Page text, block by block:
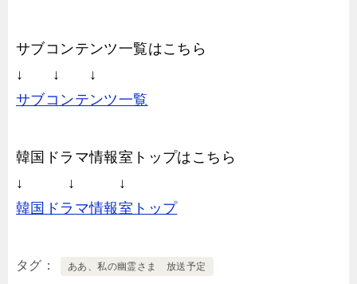
サブコンテンツ一覧はこちら
↓ ↓ ↓
サブコンテンツ一覧
韓国ドラマ情報室トップはこちら
↓ ↓ ↓
韓国ドラマ情報室トップ
タグ ああ、私の幽霊さま 放送予定